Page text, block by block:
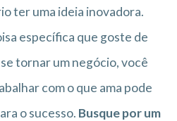
ter uma ideia inovadora.
específica que goste de
tornar um negócio, você
com o que ama pode
o sucesso. Busque por um